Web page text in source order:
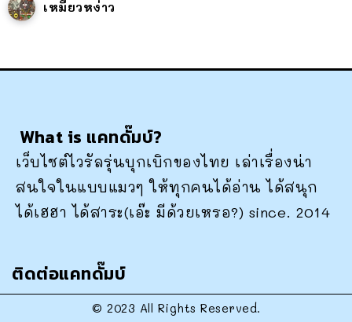
เหมียวหง่าว
What is แคทดั๊มบ์?
เว็บไซต์ไวรัลรุ่นบุกเบิกของไทย เล่าเรื่องน่า
สนใจในแบบแมวๆ ให้ทุกคนได้อ่าน ได้สนุก
ได้เฮฮา ได้สาระ(เอ๊ะ มีด้วยเหรอ?) since. 2014
ติดต่อแคทดั๊มบ์
© 2023 All Rights Reserved.